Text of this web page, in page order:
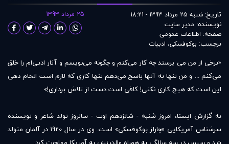
تاریخ: شنبه 25 مرداد 1393 - 18:21
نویسنده: مدير سايت
صفحه: اطلاعات عمومی
برچسب: بوکوفسکی، ادبیات
25 مرداد 1393
«برخی از من می پرسند چه کار می‌کنم و چگونه می‌نویسم و آثار ادبی‌ام را خلق
می‌کنم ... و من تنها به آنها پاسخ می‌دهم تنها کاری که لازم است انجام دهی
این است که هیچ کاری نکنی! کافی است دست از تلاش برداری!»
به گزارش ایسنا، امروز شنبه - شانزدهم اوت - سالروز تولد شاعر و نویسنده
سرشناس آمریکایی «چارلز بوکوفسکی» است. وی در سال 1920 در آلمان متولد